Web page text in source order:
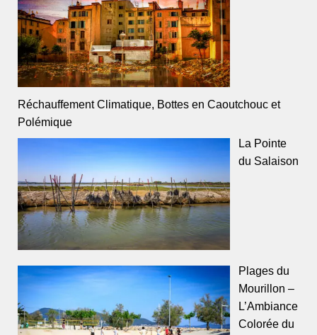
Réchauffement Climatique, Bottes en Caoutchouc et
Polémique
La Pointe
du Salaison
Plages du
Mourillon –
L’Ambiance
Colorée du